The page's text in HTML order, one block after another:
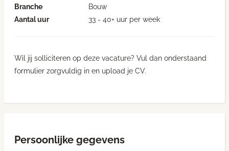
Branche
Bouw
Aantal uur
33 - 40+ uur per week
Wil jij solliciteren op deze vacature? Vul dan onderstaand
formulier zorgvuldig in en upload je CV.
Persoonlijke gegevens